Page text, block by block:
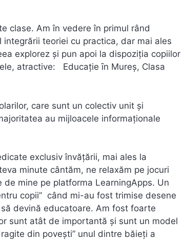
clase. Am în vedere în primul rând
teoriei cu practica, dar mai ales
explorez şi pun apoi la dispoziţia copiilor
atractive: Educaţie ȋn Mureş, Clasa
care sunt un colectiv unit şi
au mijloacele informaţionale
exclusiv învăţării, mai ales la
minute cântăm, ne relaxăm pe jocuri
mine pe platforma LearningApps. Un
copii’’ când mi-au fost trimise desene
devină educatoare. Am fost foarte
sunt atât de importantă şi sunt un model
din poveşti” unul dintre băieţi a